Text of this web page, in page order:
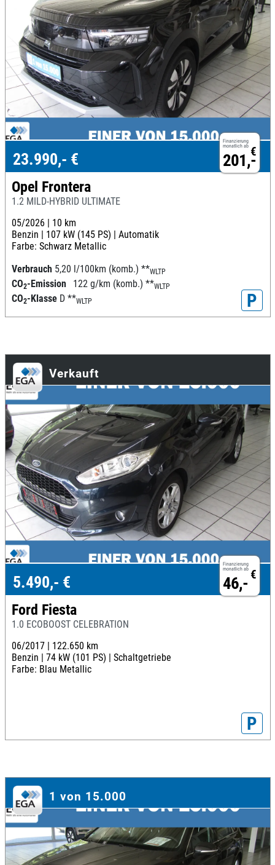
Finanzierung
monatlich ab €
201,-
23.990,- €
Opel Frontera
1.2 MILD-HYBRID ULTIMATE
05/2026 | 10 km
Benzin | 107 kW (145 PS) | Automatik
Farbe: Schwarz Metallic
Verbrauch 5,20 l/100km (komb.) **WLTP
CO2-Emission 122 g/km (komb.) **WLTP
CO2-Klasse D **WLTP P
Verkauft
Finanzierung
monatlich ab €
46,-
5.490,- €
Ford Fiesta
1.0 ECOBOOST CELEBRATION
06/2017 | 122.650 km
Benzin | 74 kW (101 PS) | Schaltgetriebe
Farbe: Blau Metallic
P
1 von 15.000